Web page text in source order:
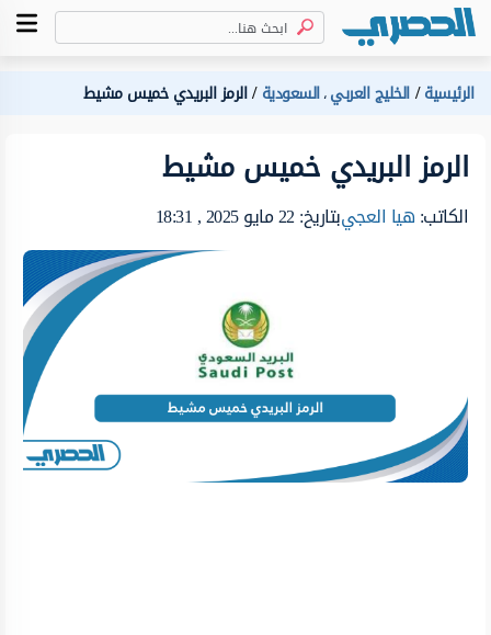
الرئيسية الخليج العربي،السعودية الرمز البريدي خميس مشيط
الرمز البريدي خميس مشيط
الكاتب:هيا العجيبتاريخ: 22 مايو 2025 , 18:31